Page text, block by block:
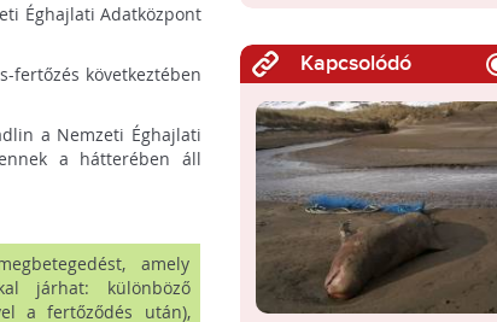
Éghajlati Adatközpont
fertőzés következtében
a Nemzeti Éghajlati
a hátterében áll
amely
járhat: különböző
a fertőződés után),
Kapcsolódó